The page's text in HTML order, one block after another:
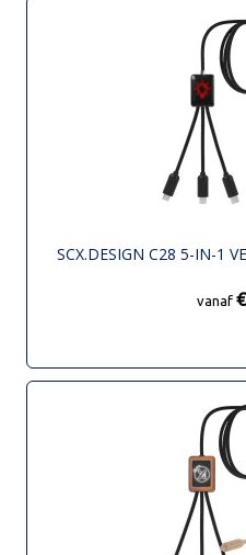
SCX.DESIGN C28 5-IN-1
vanaf